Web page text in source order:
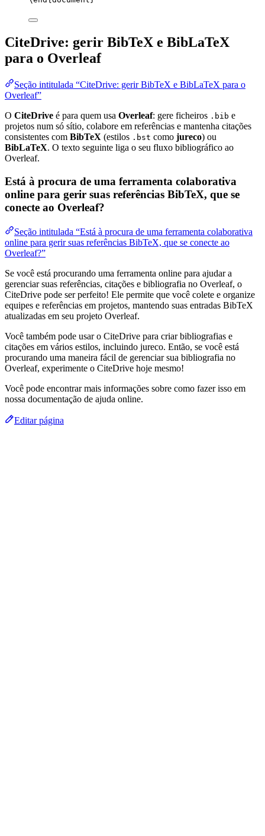
CiteDrive: gerir BibTeX e BibLaTeX
para o Overleaf
Seção intitulada “CiteDrive: gerir BibTeX e BibLaTeX para o
Overleaf”
O CiteDrive é para quem usa Overleaf: gere ficheiros .bib e
projetos num só sítio, colabore em referências e mantenha citações
consistentes com BibTeX (estilos .bst como jureco) ou
BibLaTeX. O texto seguinte liga o seu fluxo bibliográfico ao
Overleaf.
Está à procura de uma ferramenta colaborativa
online para gerir suas referências BibTeX, que se
conecte ao Overleaf?
Seção intitulada “Está à procura de uma ferramenta colaborativa
online para gerir suas referências BibTeX, que se conecte ao
Overleaf?”
Se você está procurando uma ferramenta online para ajudar a
gerenciar suas referências, citações e bibliografia no Overleaf, o
CiteDrive pode ser perfeito! Ele permite que você colete e organize
equipes e referências em projetos, mantendo suas entradas BibTeX
atualizadas em seu projeto Overleaf.
Você também pode usar o CiteDrive para criar bibliografias e
citações em vários estilos, incluindo jureco. Então, se você está
procurando uma maneira fácil de gerenciar sua bibliografia no
Overleaf, experimente o CiteDrive hoje mesmo!
Você pode encontrar mais informações sobre como fazer isso em
nossa documentação de ajuda online.
Editar página